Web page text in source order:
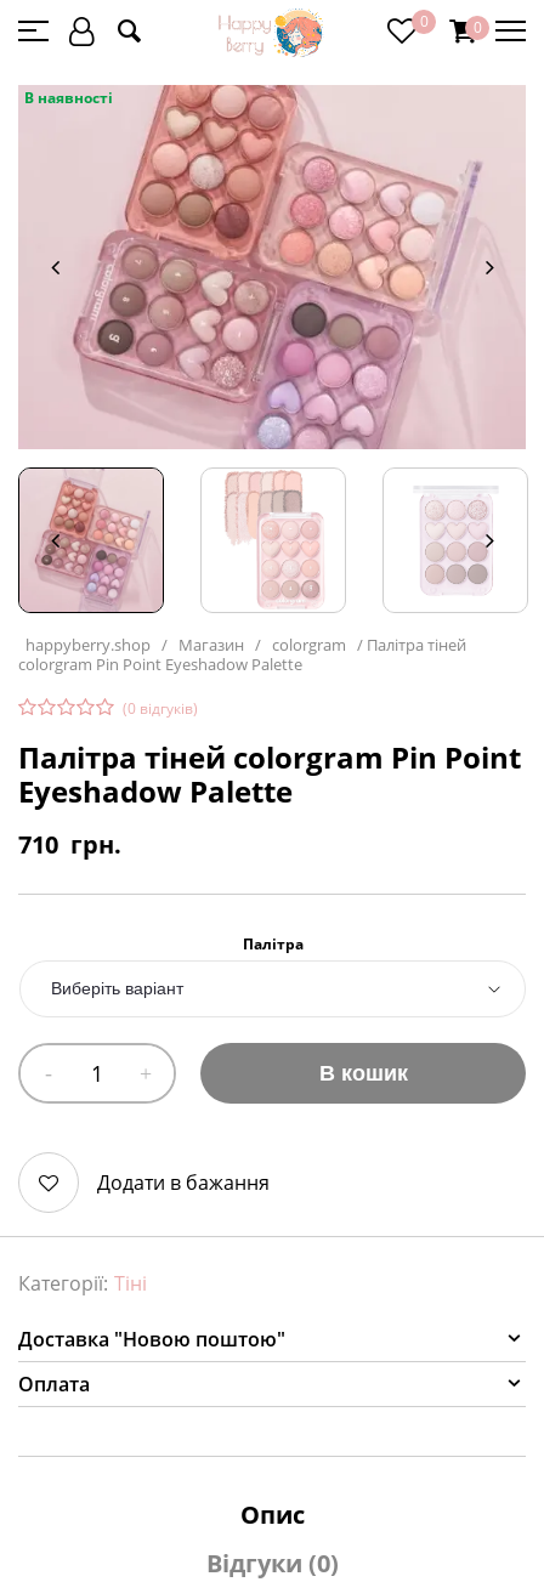
0 0
В наявності
happyberry.shop / Магазин / colorgram / Палітра тіней
colorgram Pin Point Eyeshadow Palette
(0 відгуків)
Палітра тіней colorgram Pin Point
Eyeshadow Palette
710 грн.
Палітра
В кошик
Додати в бажання
Категорії: Тіні
Доставка "Новою поштою"
Оплата
Опис
Відгуки (0)